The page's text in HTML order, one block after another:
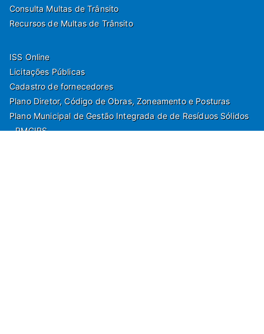
Consulta Multas de Trânsito
Recursos de Multas de Trânsito
ISS Online
Licitações Públicas
Cadastro de fornecedores
Plano Diretor, Código de Obras, Zoneamento e Posturas
Plano Municipal de Gestão Integrada de de Resíduos Sólidos
- PMGIRS